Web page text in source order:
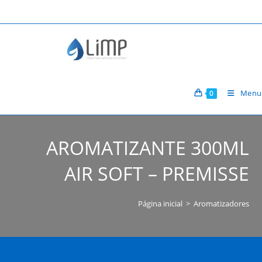
para
0 Menu
AROMATIZANTE 300ML
AIR SOFT – PREMISSE
Página inicial > Aromatizadores